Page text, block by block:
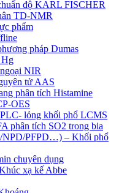
độ KARL FISCHER
TD-NMR
phẩm
pháp Dumas
Hg
NIR
tử AAS
phân tích Histamine
OES
lỏng khối phổ LCMS
phân tích SO2 trong bia
NPD/PFPD…) – Khối phổ
chuyên dụng
xạ kế Abbe